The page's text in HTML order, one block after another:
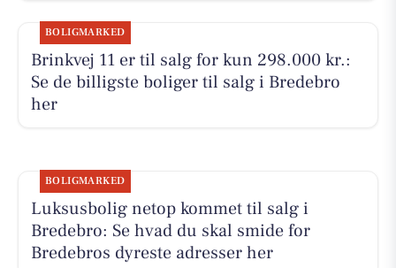
BOLIGMARKED
Brinkvej 11 er til salg for kun 298.000 kr.:
Se de billigste boliger til salg i Bredebro
her
BOLIGMARKED
Luksusbolig netop kommet til salg i
Bredebro: Se hvad du skal smide for
Bredebros dyreste adresser her